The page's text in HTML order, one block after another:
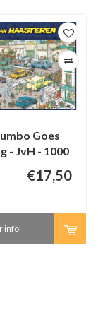
Goes
- JvH - 1000
€17,50
info